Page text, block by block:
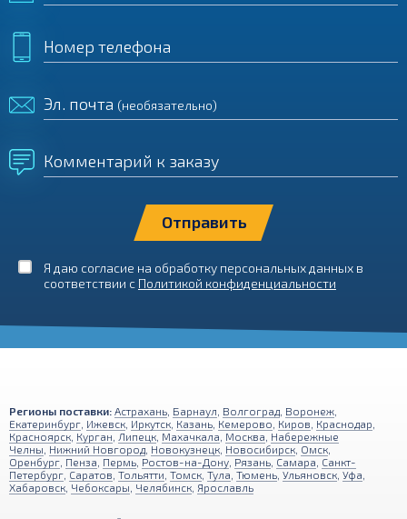
Номер телефона
Эл. почта (необязательно)
Комментарий к заказу
Я даю согласие на обработку персональных данных в
соответствии с Политикой конфиденциальности
Регионы поставки: Астрахань Барнаул Волгоград Воронеж
Екатеринбург Ижевск Иркутск Казань Кемерово Киров Краснодар
Красноярск Курган Липецк Махачкала Москва Набережные
Челны Нижний Новгород Новокузнецк Новосибирск Омск
Оренбург Пенза Пермь Ростов-на-Дону Рязань Самара Санкт-
Петербург Саратов Тольятти Томск Тула Тюмень Ульяновск Уфа
Хабаровск Чебоксары Челябинск Ярославль